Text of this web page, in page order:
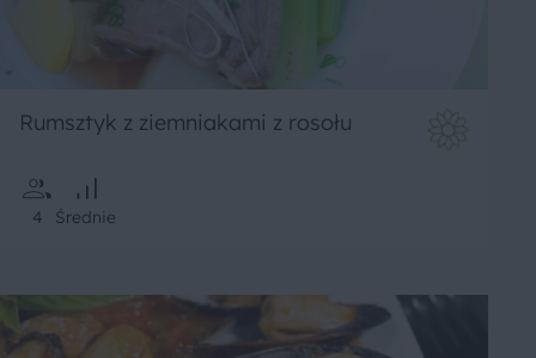
Rumsztyk z ziemniakami z rosołu
4 Średnie